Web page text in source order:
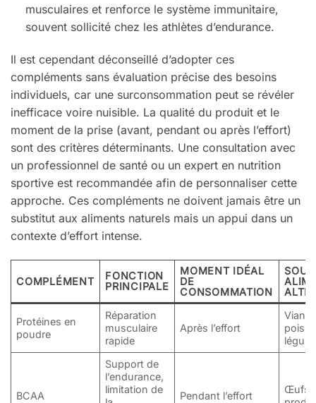
musculaires et renforce le système immunitaire,
souvent sollicité chez les athlètes d’endurance.
Il est cependant déconseillé d’adopter ces
compléments sans évaluation précise des besoins
individuels, car une surconsommation peut se révéler
inefficace voire nuisible. La qualité du produit et le
moment de la prise (avant, pendant ou après l’effort)
sont des critères déterminants. Une consultation avec
un professionnel de santé ou un expert en nutrition
sportive est recommandée afin de personnaliser cette
approche. Ces compléments ne doivent jamais être un
substitut aux aliments naturels mais un appui dans un
contexte d’effort intense.
COMPLÉMENT
FONCTION
PRINCIPALE
MOMENT IDÉAL
DE
CONSOMMATION
Protéines en
poudre
Réparation
musculaire
rapide
Après l’effort
BCAA
Support de
l’endurance,
limitation de
Pendant l’effort
Œufs,